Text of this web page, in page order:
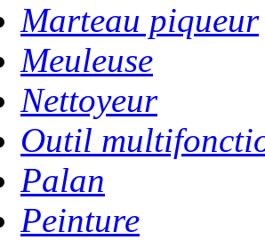
Marteau piqueur
Meuleuse
Nettoyeur
Outil
Palan
Peinture